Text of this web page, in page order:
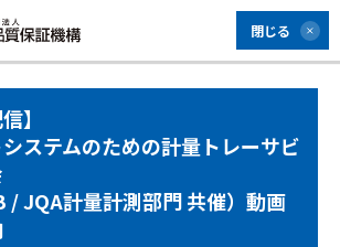
閉じる
】
ステムのための計量トレーサビ
/ JQA計量計測部門 共催）動画